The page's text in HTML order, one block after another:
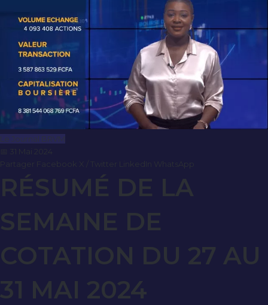
Le Journal BRVM
RÉSUMÉ DE LA
SEMAINE DE
COTATION DU 27 AU
31 MAI 2024